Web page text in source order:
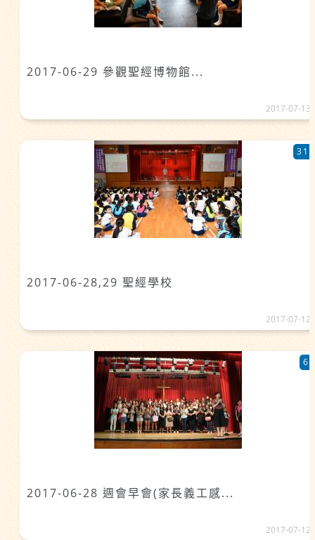
2017-06-29 參觀聖經博物館...
2017-07-13
2017-06-28,29 聖經學校
31
2017-07-12
2017-06-28 週會早會(家長義工感...
6
2017-07-12